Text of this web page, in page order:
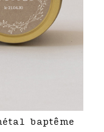
baptême